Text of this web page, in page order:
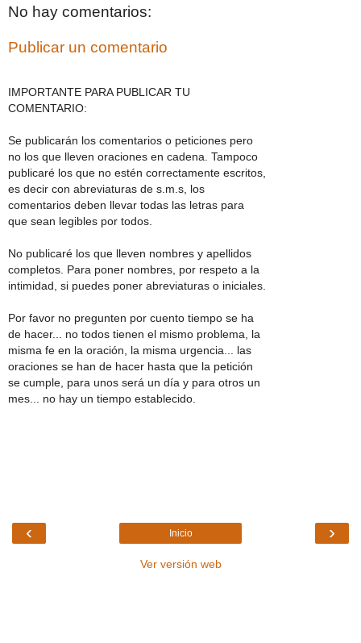
No hay comentarios:
Publicar un comentario
IMPORTANTE PARA PUBLICAR TU
COMENTARIO:
Se publicarán los comentarios o peticiones pero
no los que lleven oraciones en cadena. Tampoco
publicaré los que no estén correctamente escritos,
es decir con abreviaturas de s.m.s, los
comentarios deben llevar todas las letras para
que sean legibles por todos.
No publicaré los que lleven nombres y apellidos
completos. Para poner nombres, por respeto a la
intimidad, si puedes poner abreviaturas o iniciales.
Por favor no pregunten por cuento tiempo se ha
de hacer... no todos tienen el mismo problema, la
misma fe en la oración, la misma urgencia... las
oraciones se han de hacer hasta que la petición
se cumple, para unos será un día y para otros un
mes... no hay un tiempo establecido.
‹ ›
Inicio
Ver versión web